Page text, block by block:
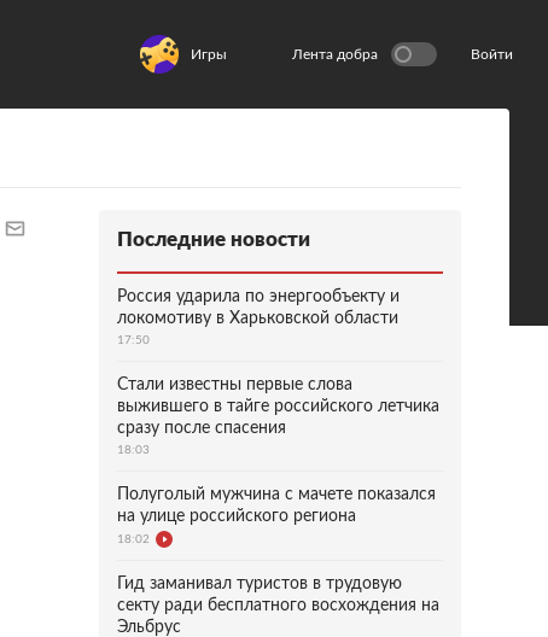
Игры Лента добра Войти
Последние новости
Россия ударила по энергообъекту и
локомотиву в Харьковской области
17:50
Стали известны первые слова
выжившего в тайге российского летчика
сразу после спасения
18:03
Полуголый мужчина с мачете показался
на улице российского региона
18:02
Гид заманивал туристов в трудовую
секту ради бесплатного восхождения на
Эльбрус